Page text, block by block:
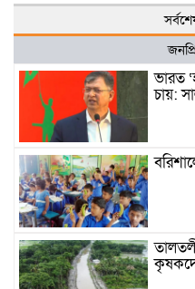
ভারত
চায়: